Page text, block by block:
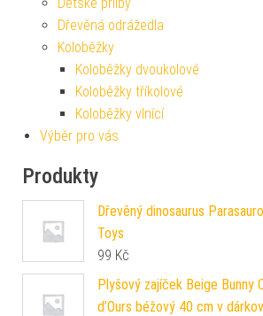
Dřevěná odrážedla
Koloběžky
Koloběžky dvoukolové
Koloběžky tříkolové
Koloběžky vlnící
Výběr pro vás
Produkty
Dřevěný dinosaurus
Toys
99 Kč
Plyšový zajíček Beige Bunny
d’Ours béžový 40 cm v